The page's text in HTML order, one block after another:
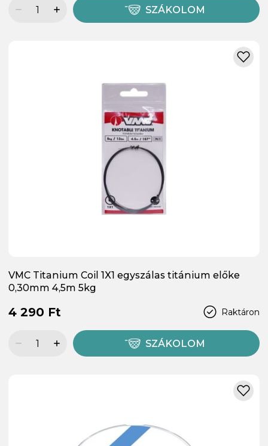
SZÁKOLOM
VMC Titanium Coil 1X1 egyszálas titánium előke
0,30mm 4,5m 5kg
Raktáron
4 290 Ft
SZÁKOLOM